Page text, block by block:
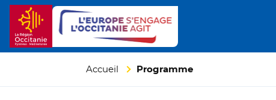
Accueil Programme